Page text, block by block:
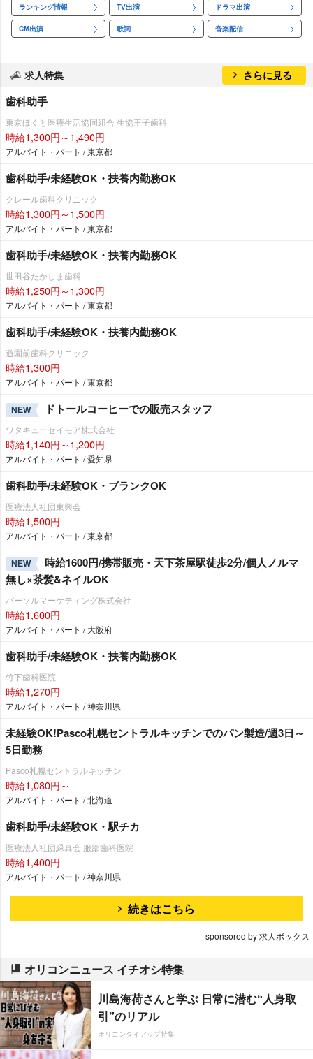
ランキング情報 TV出演 ドラマ出演
CM出演 歌詞 音楽配信
求人特集 さらに見る
歯科助手
東京ほくと医療生活協同組合 生協王子歯科
時給1,300円～1,490円
アルバイト・パート / 東京都
歯科助手/未経験OK・扶養内勤務OK
クレール歯科クリニック
時給1,300円～1,500円
アルバイト・パート / 東京都
歯科助手/未経験OK・扶養内勤務OK
世田谷たかしま歯科
時給1,250円～1,300円
アルバイト・パート / 東京都
歯科助手/未経験OK・扶養内勤務OK
遊園前歯科クリニック
時給1,300円
アルバイト・パート / 東京都
NEW ドトールコーヒーでの販売スタッフ
ワタキューセイモア株式会社
時給1,140円～1,200円
アルバイト・パート / 愛知県
歯科助手/未経験OK・ブランクOK
医療法人社団東興会
時給1,500円
アルバイト・パート / 東京都
NEW
時給1600円/携帯販売・天下茶屋駅徒歩2分/個人ノルマ
無し×茶髪&ネイルOK
パーソルマーケティング株式会社
時給1,600円
アルバイト・パート / 大阪府
歯科助手/未経験OK・扶養内勤務OK
竹下歯科医院
時給1,270円
アルバイト・パート / 神奈川県
未経験OK!Pasco札幌セントラルキッチンでのパン製造/週3日～
5日勤務
Pasco札幌セントラルキッチン
時給1,080円～
アルバイト・パート / 北海道
歯科助手/未経験OK・駅チカ
医療法人社団緑真会 服部歯科医院
時給1,400円
アルバイト・パート / 神奈川県
続きはこちら
sponsored by 求人ボックス
オリコンニュース イチオシ特集
川島海荷さんと学ぶ 日常に潜む“人身取
引”のリアル
オリコンタイアップ特集